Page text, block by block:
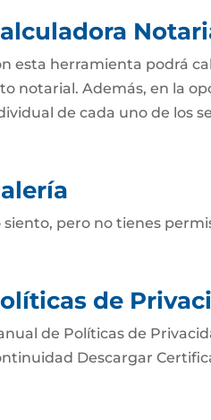
esta herramienta podrá
notarial. Además, en la
de cada uno de los
siento, pero no tienes
de
de Políticas de
Descargar